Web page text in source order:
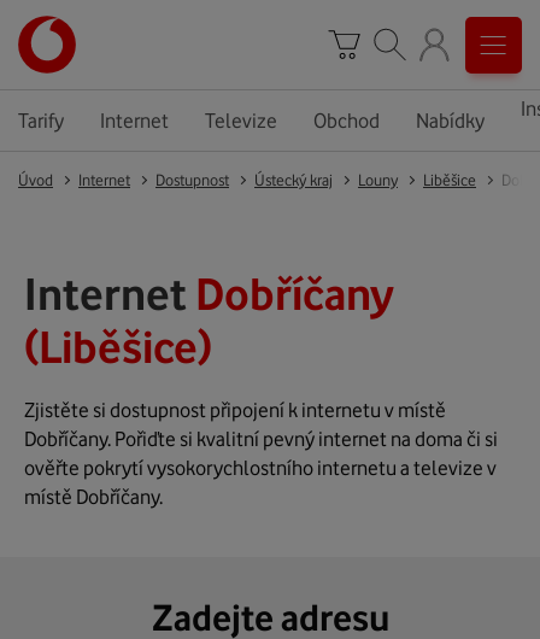
Tarify Internet Televize Obchod Nabídky
Úvod Internet Dostupnost Ústecký kraj Louny Liběšice
Internet Dobříčany
(Liběšice)
Zjistěte si dostupnost připojení k internetu v místě
Dobříčany. Pořiďte si kvalitní pevný internet na doma či si
ověřte pokrytí vysokorychlostního internetu a televize v
místě Dobříčany.
Zadejte adresu